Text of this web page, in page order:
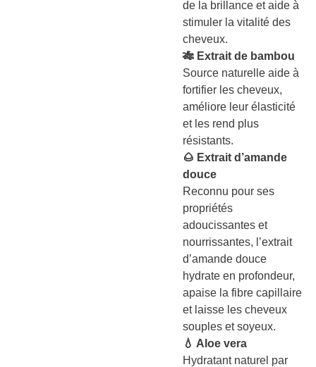
de la brillance et aide à
stimuler la vitalité des
cheveux.
🎋 Extrait de bambou
Source naturelle aide à
fortifier les cheveux,
améliore leur élasticité
et les rend plus
résistants.
🌰 Extrait d’amande
douce
Reconnu pour ses
propriétés
adoucissantes et
nourrissantes, l’extrait
d’amande douce
hydrate en profondeur,
apaise la fibre capillaire
et laisse les cheveux
souples et soyeux.
💧 Aloe vera
Hydratant naturel par